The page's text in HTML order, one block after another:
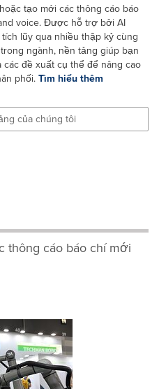
tạo mới các thông cáo báo
voice. Được hỗ trợ bởi AI
lũy qua nhiều thập kỷ cùng
ngành, nền tảng giúp bạn
đề xuất cụ thể để nâng cao
phối.Tìm hiểu thêm
của chúng tôi
thông cáo báo chí mới